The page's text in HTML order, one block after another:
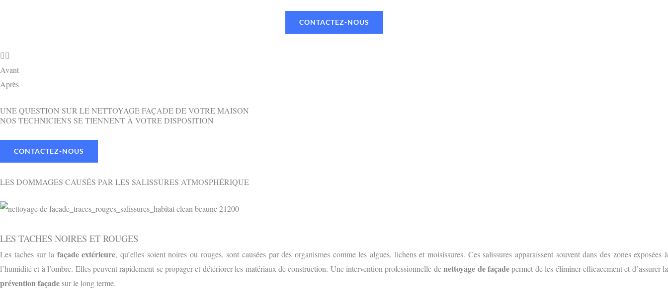
CONTACTEZ-NOUS
Avant
Après
UNE QUESTION SUR LE NETTOYAGE FAÇADE DE VOTRE MAISON
NOS TECHNICIENS SE TIENNENT À VOTRE DISPOSITION
CONTACTEZ-NOUS
LES DOMMAGES CAUSÉS PAR LES SALISSURES ATMOSPHÉRIQUE
LES TACHES NOIRES ET ROUGES
Les taches sur la façade extérieure, qu’elles soient noires ou rouges, sont causées par des organismes comme les algues, lichens et moisissures. Ces salissures apparaissent souvent dans des zones exposées à
l’humidité et à l’ombre. Elles peuvent rapidement se propager et détériorer les matériaux de construction. Une intervention professionnelle denettoyage de façadepermet de les éliminer efficacement et d’assurer la
prévention façade sur le long terme.